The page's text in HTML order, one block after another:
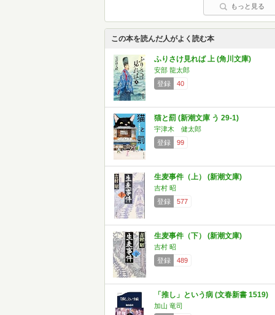
もっと見る
この本を読んだ人がよく読む本
ふりさけ見れば 上 (角川文庫)
安部 龍太郎
登録
40
猫と罰 (新潮文庫 う 29-1)
宇津木 健太郎
登録
99
生麦事件（上） (新潮文庫)
吉村 昭
登録
577
生麦事件（下） (新潮文庫)
吉村 昭
登録
489
「推し」という病 (文春新書 1519)
加山 竜司